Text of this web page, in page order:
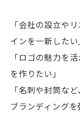
「会社の設立や
インを一新したい
「ロゴの魅力を
を作りたい」
「名刺や封筒な
ブランディングを